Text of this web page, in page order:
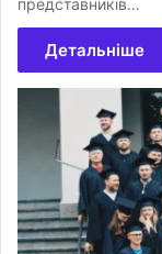
Детальніше